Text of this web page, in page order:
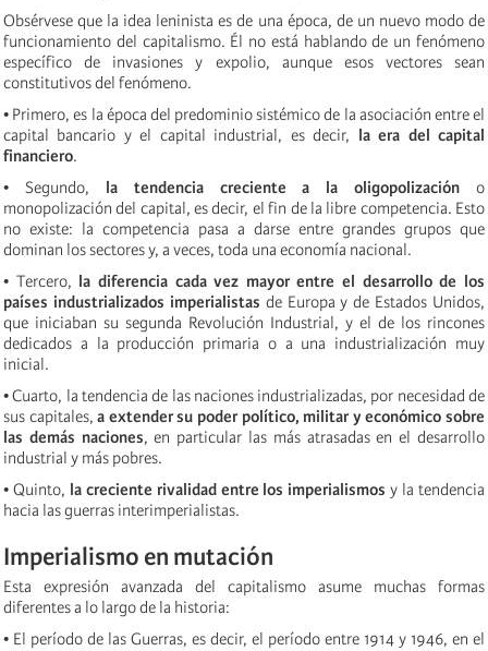
Obsérvese que la idea leninista es de una época, de un nuevo modo de
funcionamiento del capitalismo. Él no está hablando de un fenómeno
específico de invasiones y expolio, aunque esos vectores sean
constitutivos del fenómeno.
• Primero, es la época del predominio sistémico de la asociación entre el
capital bancario y el capital industrial, es decir, la era del capital
financiero.
• Segundo, la tendencia creciente a la oligopolización o
monopolización del capital, es decir, el fin de la libre competencia. Esto
no existe: la competencia pasa a darse entre grandes grupos que
dominan los sectores y, a veces, toda una economía nacional.
• Tercero, la diferencia cada vez mayor entre el desarrollo de los
países industrializados imperialistas de Europa y de Estados Unidos,
que iniciaban su segunda Revolución Industrial, y el de los rincones
dedicados a la producción primaria o a una industrialización muy
inicial.
• Cuarto, la tendencia de las naciones industrializadas, por necesidad de
sus capitales,a extender su poder político, militar y económico sobre
las demás naciones, en particular las más atrasadas en el desarrollo
industrial y más pobres.
• Quinto, la creciente rivalidad entre los imperialismos y la tendencia
hacia las guerras interimperialistas.
Imperialismo en mutación
Esta expresión avanzada del capitalismo asume muchas formas
diferentes a lo largo de la historia:
• El período de las Guerras, es decir, el período entre 1914 y 1946, en el